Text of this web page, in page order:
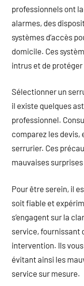
professionnels ont
alarmes, des
systèmes d’accès
domicile. Ces
intrus et de protéger
Sélectionner un
il existe quelques
professionnel.
comparez les
serrurier. Ces
mauvaises
Pour être serein, il
soit fiable et
s’engagent sur la
service, fournissant
intervention. Ils
évitant ainsi les
service sur mesure.